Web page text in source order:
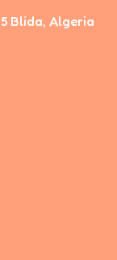
Blida, Algeria